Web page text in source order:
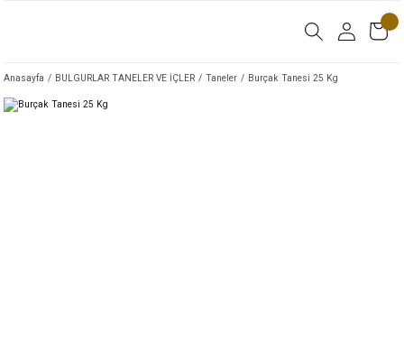
Anasayfa BULGURLAR TANELER VE İÇLER Taneler Burçak Tanesi 25 Kg